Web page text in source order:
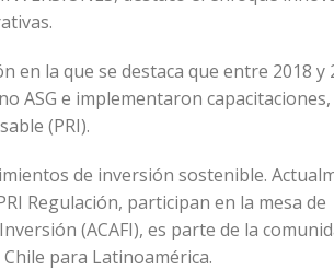
en la que se destaca que entre 2018 y
ASG e implementaron capacitaciones,
(PRI).
de inversión sostenible.
Regulación, participan en la mesa de
(ACAFI), es parte de la
para Latinoamérica.